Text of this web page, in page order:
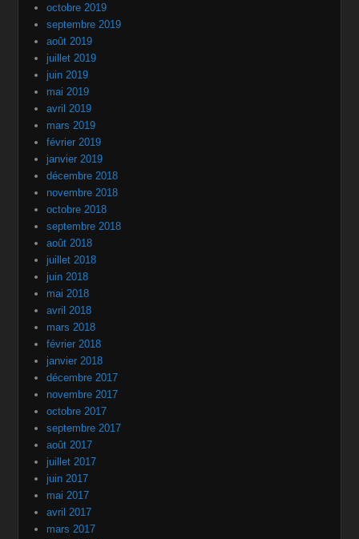
octobre 2019
septembre 2019
août 2019
juillet 2019
juin 2019
mai 2019
avril 2019
mars 2019
février 2019
janvier 2019
décembre 2018
novembre 2018
octobre 2018
septembre 2018
août 2018
juillet 2018
juin 2018
mai 2018
avril 2018
mars 2018
février 2018
janvier 2018
décembre 2017
novembre 2017
octobre 2017
septembre 2017
août 2017
juillet 2017
juin 2017
mai 2017
avril 2017
mars 2017